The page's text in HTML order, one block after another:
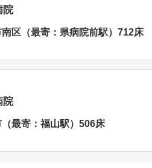
院
区（最寄：県病院前駅）712床
院
最寄：福山駅）506床